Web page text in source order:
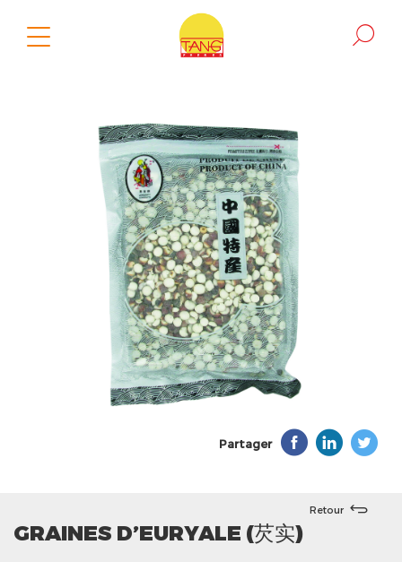
Partager
Retour
GRAINES D’EURYALE (芡实)